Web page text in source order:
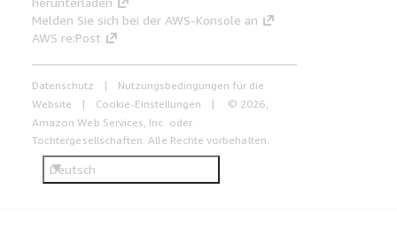
Melden Sie sich bei der AWS-Konsole an
AWS re:Post
Datenschutz
Nutzungsbedingungen für die
Website
Cookie-Einstellungen
© 2026,
Amazon Web Services, Inc. oder
Tochtergesellschaften. Alle Rechte vorbehalten.
Deutsch